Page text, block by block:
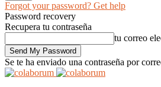
Forgot your password? Get help
Password recovery
Recupera tu contraseña
tu correo
Se te ha enviado una contraseña por